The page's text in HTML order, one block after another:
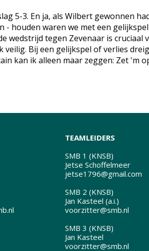
5-3. En ja, als Wilbert gewonnen
- houden waren we met een
wedstrijd tegen Zevenaar is cruciaal
veilig. Bij een gelijkspel of verlies
kan ik alleen maar zeggen: Zet 'm
TEAMLEIDERS
SMB 1 (KNSB)
Jetse Schoffelmeer
jetse1796@gmail.com
SMB 2 (KNSB)
Jan Kasteel (a.i.)
voorzitter@smb.nl
SMB 3 (KNSB)
Jan Kasteel
voorzitter@smb.nl